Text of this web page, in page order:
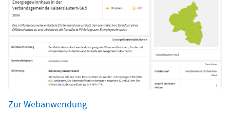
Zur Webanwendung